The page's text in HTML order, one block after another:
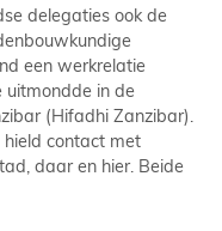
delegaties ook de
een werkrelatie
uitmondde in de
(Hifadhi Zanzibar).
contact met
daar en hier. Beide